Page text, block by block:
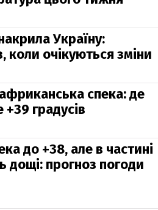
Україну:
коли очікуються зміни
спека: де
градусів
до +38, але в частині
дощі: прогноз погоди